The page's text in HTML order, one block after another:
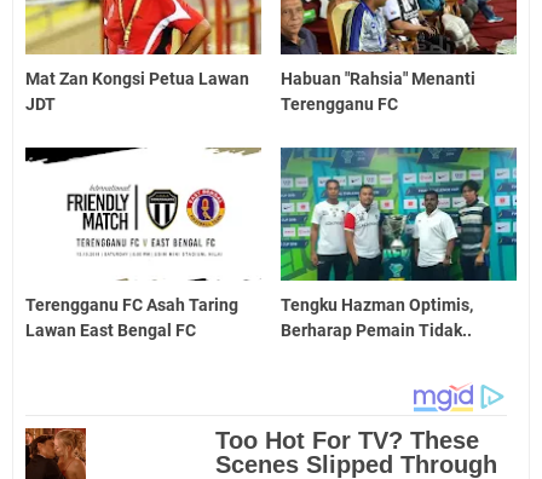
Mat Zan Kongsi Petua Lawan
JDT
Habuan "Rahsia" Menanti
Terengganu FC
Terengganu FC Asah Taring
Lawan East Bengal FC
Tengku Hazman Optimis,
Berharap Pemain Tidak..